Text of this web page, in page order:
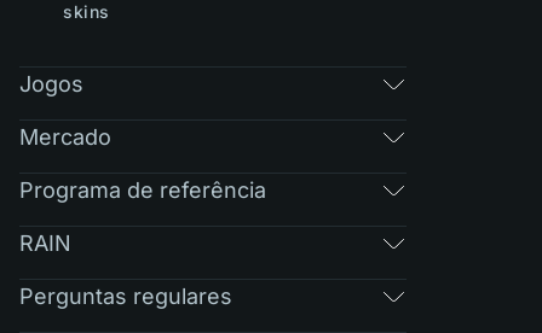
skins
Jogos
Mercado
Programa de referência
RAIN
Perguntas regulares